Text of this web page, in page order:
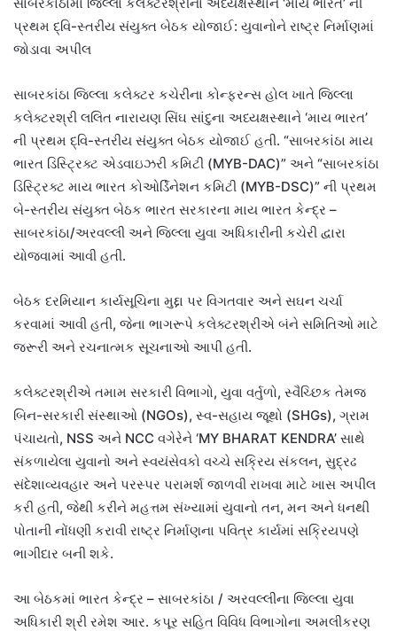
પ્રથમ દ્વિ-સ્તરીય સંયુક્ત બેઠક યોજાઈ: યુવાનોને રાષ્ટ્ર નિર્માણમાં
જોડાવા અપીલ
સાબરકાંઠા જિલ્લા કલેક્ટર કચેરીના કોન્ફરન્સ હોલ ખાતે જિલ્લા
કલેક્ટરશ્રી લલિત નારાયણ સિંઘ સાંદુના અધ્યક્ષસ્થાને ‘માય ભારત’
ની પ્રથમ દ્વિ-સ્તરીય સંયુક્ત બેઠક યોજાઈ હતી. “સાબરકાંઠા માય
ભારત ડિસ્ટ્રિક્ટ એડવાઇઝરી કમિટી (MYB-DAC)” અને “સાબરકાંઠા
ડિસ્ટ્રિક્ટ માય ભારત કોઓર્ડિનેશન કમિટી (MYB-DSC)” ની પ્રથમ
બે-સ્તરીય સંયુક્ત બેઠક ભારત સરકારના માય ભારત કેન્દ્ર –
સાબરકાંઠા/અરવલ્લી અને જિલ્લા યુવા અધિકારીની કચેરી દ્વારા
યોજવામાં આવી હતી.
બેઠક દરમિયાન કાર્યસૂચિના મુદ્દા પર વિગતવાર અને સઘન ચર્ચા
કરવામાં આવી હતી, જેના ભાગરૂપે કલેક્ટરશ્રીએ બંને સમિતિઓ માટે
જરૂરી અને રચનાત્મક સૂચનાઓ આપી હતી.
કલેક્ટરશ્રીએ તમામ સરકારી વિભાગો, યુવા વર્તુળો, સ્વૈચ્છિક તેમજ
બિન-સરકારી સંસ્થાઓ (NGOs), સ્વ-સહાય જૂથો (SHGs), ગ્રામ
પંચાયતો, NSS અને NCC વગેરેને ‘MY BHARAT KENDRA’ સાથે
સંકળાયેલા યુવાનો અને સ્વયંસેવકો વચ્ચે સક્રિય સંકલન, સુદ્રઢ
સંદેશાવ્યવહાર અને પરસ્પર પરામર્શ જાળવી રાખવા માટે ખાસ અપીલ
કરી હતી, જેથી કરીને મહત્તમ સંખ્યામાં યુવાનો તન, મન અને ધનથી
પોતાની નોંધણી કરાવી રાષ્ટ્ર નિર્માણના પવિત્ર કાર્યમાં સક્રિયપણે
ભાગીદાર બની શકે.
આ બેઠકમાં ભારત કેન્દ્ર – સાબરકાંઠા / અરવલ્લીના જિલ્લા યુવા
અધિકારી શ્રી રમેશ આર. કપૂર સહિત વિવિધ વિભાગોના અમલીકરણ